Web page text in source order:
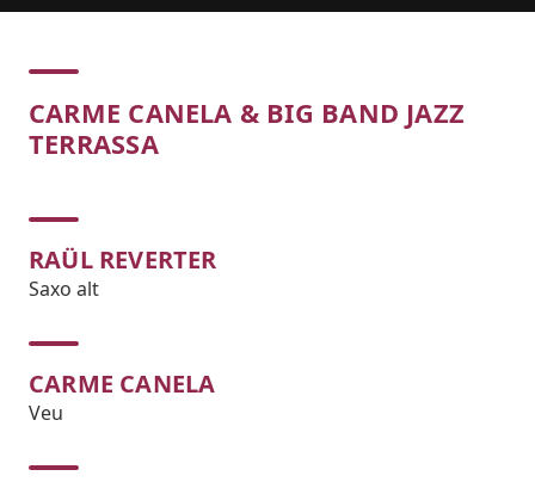
Concert
CARME CANELA & BIG BAND JAZZ
TERRASSA
RAÜL REVERTER
Saxo alt
CARME CANELA
Veu